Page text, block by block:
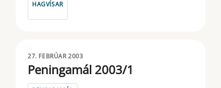
HAGVÍSAR
27. FEBRÚAR 2003
Peningamál 2003/1